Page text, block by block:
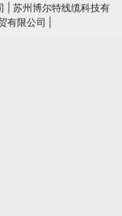
苏州博尔特线缆科技有
有限公司